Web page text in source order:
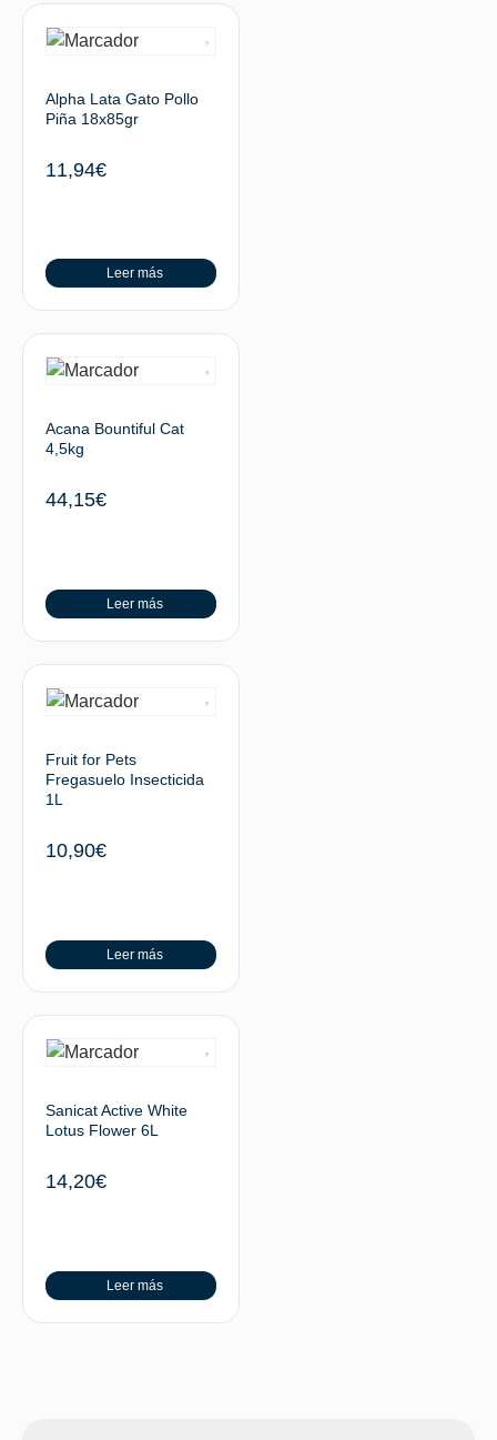
Alpha Lata Gato Pollo
Piña 18x85gr
11,94€
Leer más
Acana Bountiful Cat
4,5kg
44,15€
Leer más
Fruit for Pets
Fregasuelo Insecticida
1L
10,90€
Leer más
Sanicat Active White
Lotus Flower 6L
14,20€
Leer más